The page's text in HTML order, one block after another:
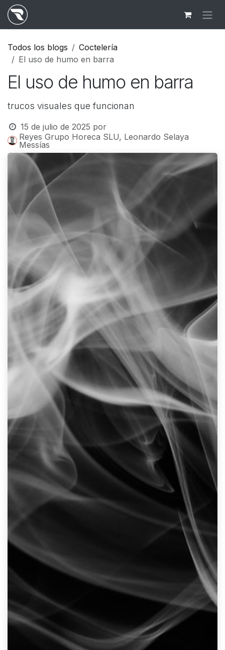
Ir al contenido
Todos los blogs
Coctelería
El uso de humo en barra
El uso de humo en barra
trucos visuales que funcionan
15 de julio de 2025 por
Reyes Grupo Horeca SLU, Leonardo Selaya
Messías